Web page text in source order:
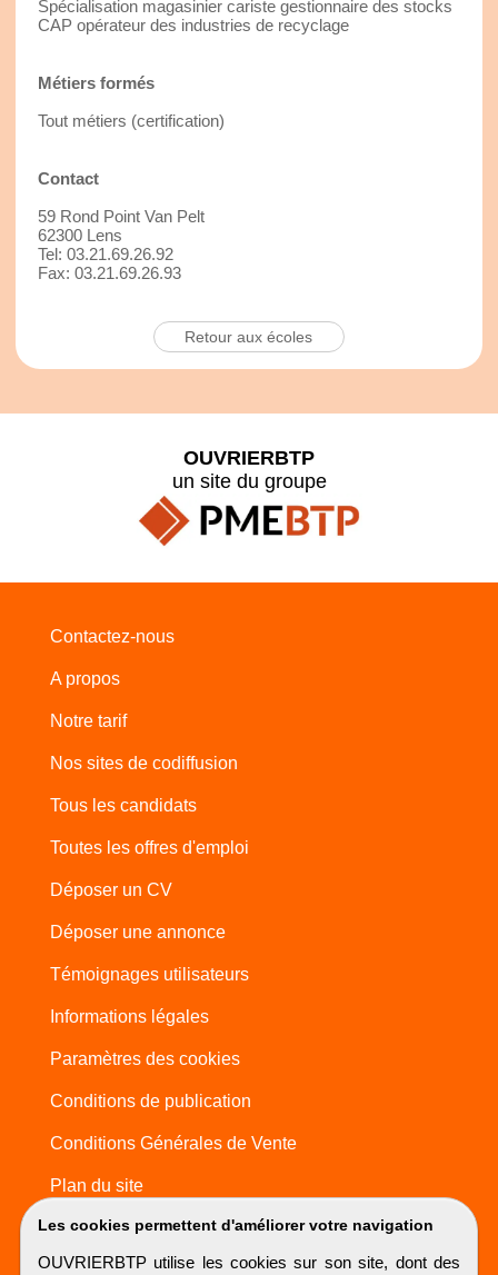
Spécialisation magasinier cariste gestionnaire des stocks
CAP opérateur des industries de recyclage
Métiers formés
Tout métiers (certification)
Contact
59 Rond Point Van Pelt
62300 Lens
Tel: 03.21.69.26.92
Fax: 03.21.69.26.93
Retour aux écoles
Les cookies permettent d'améliorer votre navigation
OUVRIERBTP utilise les cookies sur son site, dont des
OUVRIERBTP
un site du groupe
Contactez-nous
A propos
Notre tarif
Nos sites de codiffusion
Tous les candidats
Toutes les offres d'emploi
Déposer un CV
Déposer une annonce
Témoignages utilisateurs
Informations légales
Paramètres des cookies
Conditions de publication
Conditions Générales de Vente
Plan du site